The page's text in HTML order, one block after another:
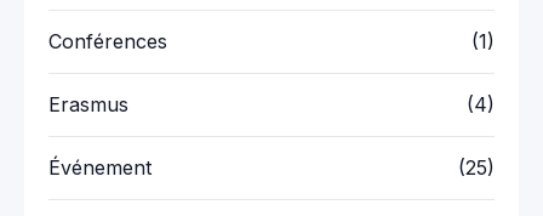
Conférences (1)
Erasmus (4)
Événement (25)